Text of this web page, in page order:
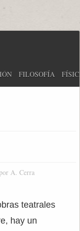
FILOSOFÍA
A. Cerra
teatrales
hay un